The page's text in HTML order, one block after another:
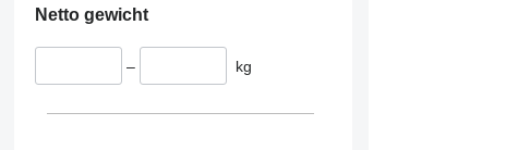
Netto gewicht
– kg